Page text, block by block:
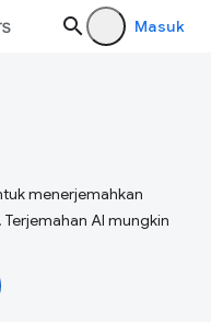
Masuk
menerjemahkan
AI mungkin